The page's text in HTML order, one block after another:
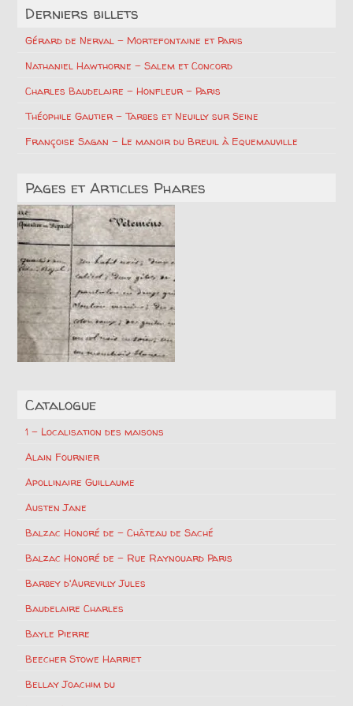
Derniers billets
Gérard de Nerval – Mortefontaine et Paris
Nathaniel Hawthorne – Salem et Concord
Charles Baudelaire – Honfleur – Paris
Théophile Gautier – Tarbes et Neuilly sur Seine
Françoise Sagan – Le manoir du Breuil à Equemauville
Pages et Articles Phares
Catalogue
1 – Localisation des maisons
Alain Fournier
Apollinaire Guillaume
Austen Jane
Balzac Honoré de – Château de Saché
Balzac Honoré de – Rue Raynouard Paris
Barbey d'Aurevilly Jules
Baudelaire Charles
Bayle Pierre
Beecher Stowe Harriet
Bellay Joachim du